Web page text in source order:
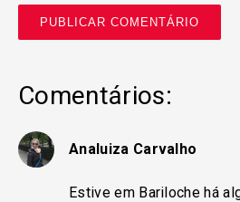
Comentários:
Analuiza Carvalho
Estive em Bariloche há